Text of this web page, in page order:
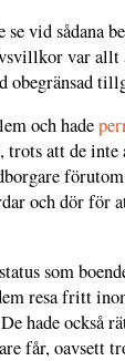
vid sådana
var allt
obegränsad
och hade
att de
och dör
som
resa fritt
hade också
får, oavsett